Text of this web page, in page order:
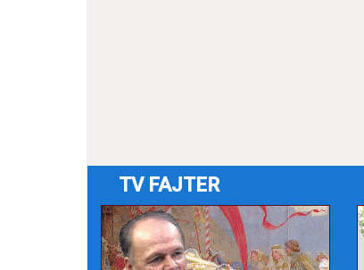
TV FAJTER